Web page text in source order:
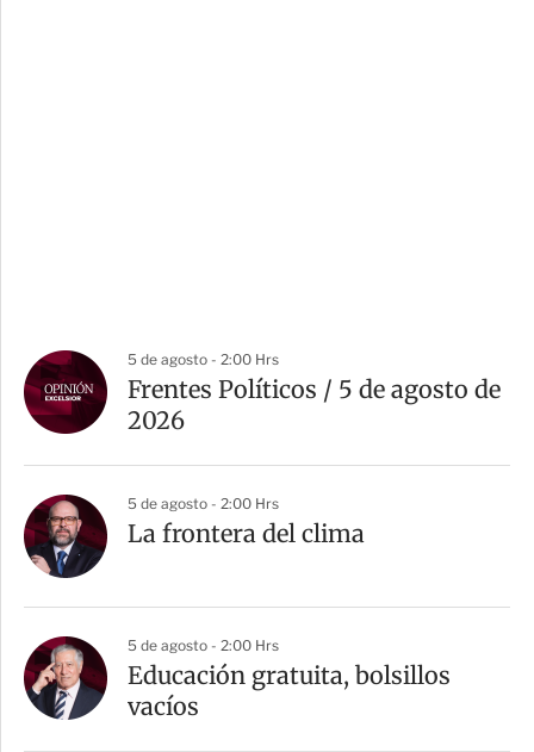
5 de agosto - 2:00 Hrs
Frentes Políticos / 5 de agosto de
2026
5 de agosto - 2:00 Hrs
La frontera del clima
5 de agosto - 2:00 Hrs
Educación gratuita, bolsillos
vacíos